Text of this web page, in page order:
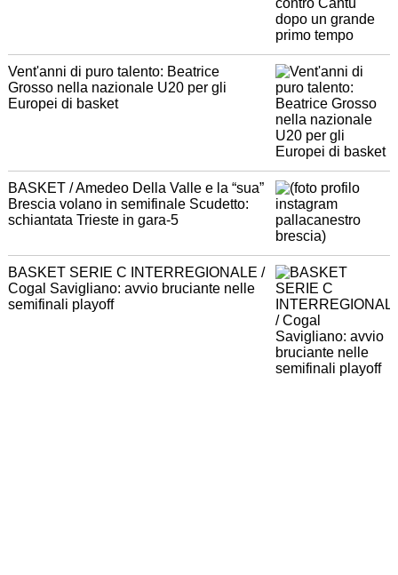
Vent'anni di puro talento: Beatrice
Grosso nella nazionale U20 per gli
Europei di basket
BASKET / Amedeo Della Valle e la “sua”
Brescia volano in semifinale Scudetto:
schiantata Trieste in gara-5
BASKET SERIE C INTERREGIONALE /
Cogal Savigliano: avvio bruciante nelle
semifinali playoff